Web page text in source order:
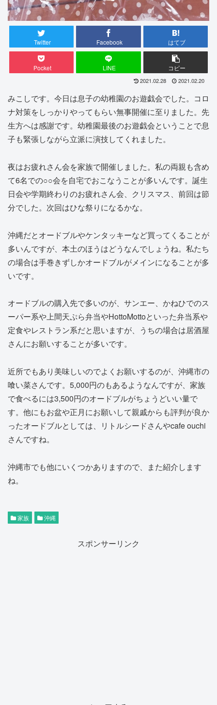
Twitter Facebook はてブ
Pocket LINE コピー
2021.02.28 2021.02.20
みこしです。今日は息子の幼稚園のお遊戯会でした。コロ
ナ対策をしっかりやってもらい無事開催に至りました。先
生方へは感謝です。幼稚園最後のお遊戯会ということで息
子も緊張しながら立派に演技してくれました。
夜はお疲れさん会を家族で開催しました。私の両親も含め
て6名での○○会を自宅でおこなうことが多いんです。誕生
日会や学期終わりのお疲れさん会、クリスマス、前回は節
分でした。次回はひな祭りになるかな。
沖縄だとオードブルやケンタッキーなど買ってくることが
多いんですが、本土のほうはどうなんでしょうね。私たち
の場合は手巻きずしかオードブルがメインになることが多
いです。
オードブルの購入先で多いのが、サンエー、かねひでのス
ーパー系や上間天ぷら弁当やHottoMottoといった弁当系や
定食やレストラン系だと思いますが、うちの場合は居酒屋
さんにお願いすることが多いです。
近所でもあり美味しいのでよくお願いするのが、沖縄市の
喰い菜さんです。5,000円のもあるようなんですが、家族
で食べるには3,500円のオードブルがちょうどいい量で
す。他にもお盆や正月にお願いして親戚からも評判が良か
ったオードブルとしては、リトルシードさんやcafe ouchi
さんですね。
沖縄市でも他にいくつかありますので、また紹介します
ね。
家族 沖縄
スポンサーリンク